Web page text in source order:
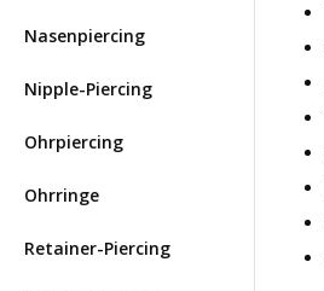
Nasenpiercing
Nipple-Piercing
Ohrpiercing
Ohrringe
Retainer-Piercing